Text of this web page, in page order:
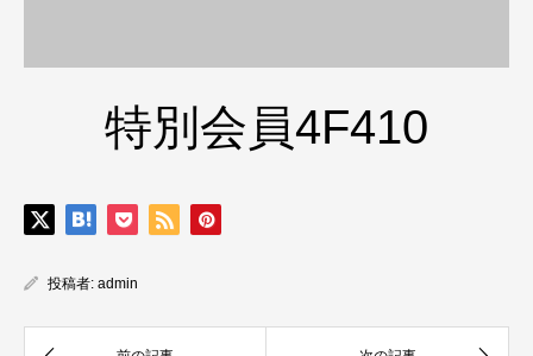
特別会員4F410
投稿者: admin